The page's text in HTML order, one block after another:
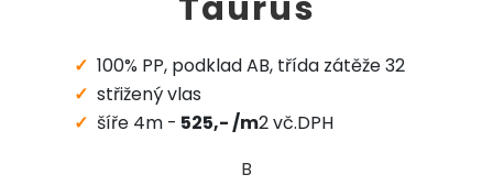
100% PP, podklad AB, třída zátěže 32
střižený vlas
šíře 4m - 525,- /m2 vč.DPH
B